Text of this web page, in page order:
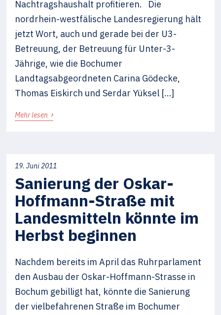
Nachtragshaushalt profitieren. Die
nordrhein-westfälische Landesregierung hält
jetzt Wort, auch und gerade bei der U3-
Betreuung, der Betreuung für Unter-3-
Jährige, wie die Bochumer
Landtagsabgeordneten Carina Gödecke,
Thomas Eiskirch und Serdar Yüksel […]
Mehr lesen ›
19. Juni 2011
Sanierung der Oskar-
Hoffmann-Straße mit
Landesmitteln könnte im
Herbst beginnen
Nachdem bereits im April das Ruhrparlament
den Ausbau der Oskar-Hoffmann-Strasse in
Bochum gebilligt hat, könnte die Sanierung
der vielbefahrenen Straße im Bochumer